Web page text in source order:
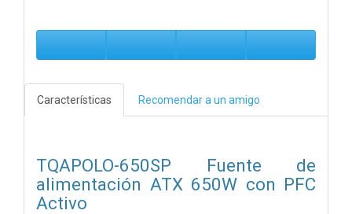
Características Recomendar a un amigo
TQAPOLO-650SP Fuente de
alimentación ATX 650W con PFC
Activo